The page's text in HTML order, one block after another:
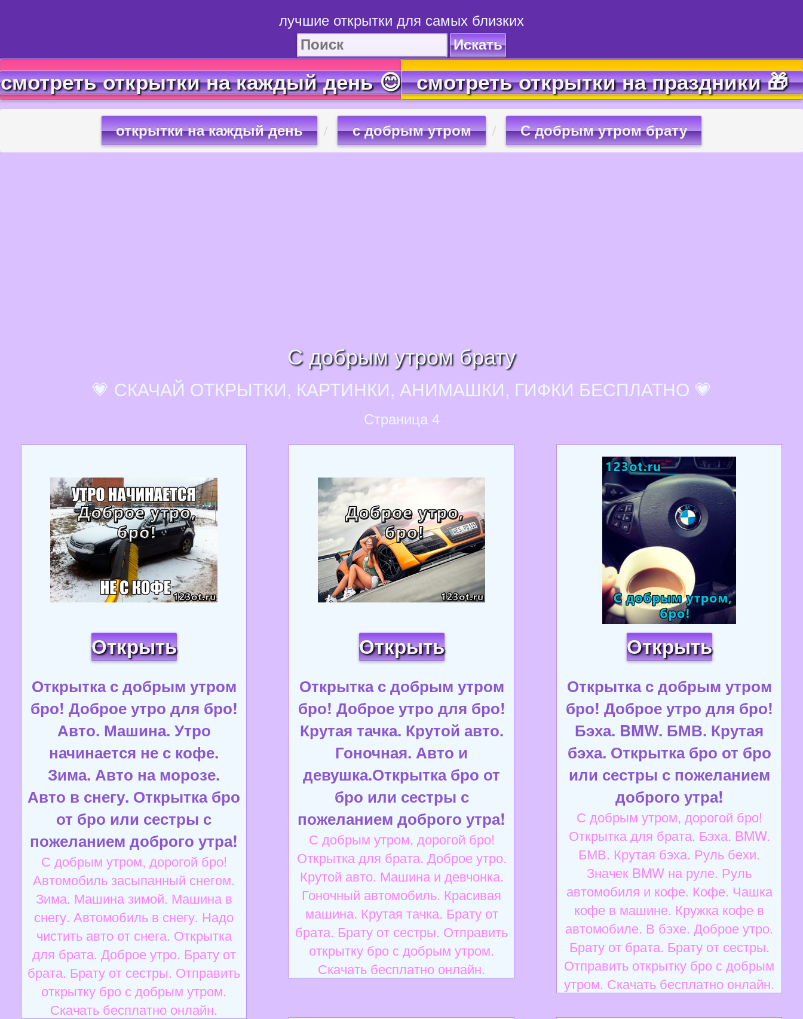
лучшие открытки для самых близких
Искать
смотреть открытки на каждый день 😊 смотреть открытки на праздники 🎁
открытки на каждый день с добрым утром С добрым утром брату
С добрым утром брату
💗 СКАЧАЙ ОТКРЫТКИ, КАРТИНКИ, АНИМАШКИ, ГИФКИ БЕСПЛАТНО 💗
Страница 4
Открыть
Открытка с добрым утром
бро! Доброе утро для бро!
Авто. Машина. Утро
начинается не с кофе.
Зима. Авто на морозе.
Авто в снегу. Открытка бро
от бро или сестры с
пожеланием доброго утра!
С добрым утром, дорогой бро!
Автомобиль засыпанный снегом.
Зима. Машина зимой. Машина в
снегу. Автомобиль в снегу. Надо
чистить авто от снега. Открытка
для брата. Доброе утро. Брату от
брата. Брату от сестры. Отправить
открытку бро с добрым утром.
Скачать бесплатно онлайн.
Открыть
Открытка с добрым утром
бро! Доброе утро для бро!
Крутая тачка. Крутой авто.
Гоночная. Авто и
девушка.Открытка бро от
бро или сестры с
пожеланием доброго утра!
С добрым утром, дорогой бро!
Открытка для брата. Доброе утро.
Крутой авто. Машина и девчонка.
Гоночный автомобиль. Красивая
машина. Крутая тачка. Брату от
брата. Брату от сестры. Отправить
открытку бро с добрым утром.
Скачать бесплатно онлайн.
Открыть
Открытка с добрым утром
бро! Доброе утро для бро!
Бэха. BMW. БМВ. Крутая
бэха. Открытка бро от бро
или сестры с пожеланием
доброго утра!
С добрым утром, дорогой бро!
Открытка для брата. Бэха. BMW.
БМВ. Крутая бэха. Руль бехи.
Значек BMW на руле. Руль
автомобиля и кофе. Кофе. Чашка
кофе в машине. Кружка кофе в
автомобиле. В бэхе. Доброе утро.
Брату от брата. Брату от сестры.
Отправить открытку бро с добрым
утром. Скачать бесплатно онлайн.